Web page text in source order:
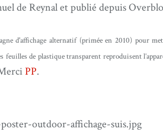
de Reynal et publié depuis
d'affichage alternatif (primée en 2010) pour
feuilles de plastique transparent reproduisent
PP.